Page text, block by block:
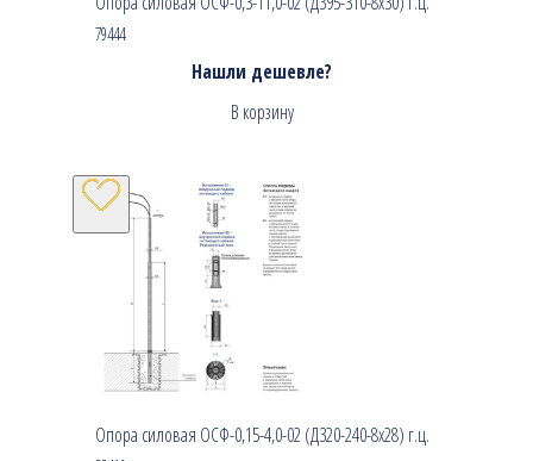
79444
Нашли дешевле?
В корзину
Опора силовая ОСФ-0,15-4,0-02 (Д320-240-8х28) г.ц.